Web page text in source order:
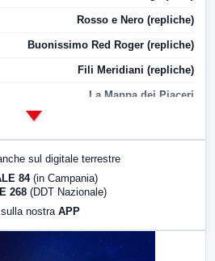
Rosso e Nero (repliche)
Buonissimo Red Roger (repliche)
Fili Meridiani (repliche)
La Mappa dei Piaceri
sul digitale terrestre
84 (in Campania)
268 (DDT Nazionale)
sulla nostra APP